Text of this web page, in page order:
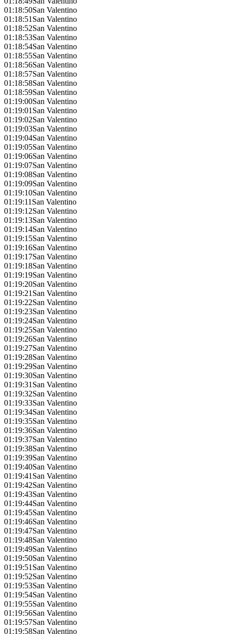
01:18:50San Valentino
01:18:51San Valentino
01:18:52San Valentino
01:18:53San Valentino
01:18:54San Valentino
01:18:55San Valentino
01:18:56San Valentino
01:18:57San Valentino
01:18:58San Valentino
01:18:59San Valentino
01:19:00San Valentino
01:19:01San Valentino
01:19:02San Valentino
01:19:03San Valentino
01:19:04San Valentino
01:19:05San Valentino
01:19:06San Valentino
01:19:07San Valentino
01:19:08San Valentino
01:19:09San Valentino
01:19:10San Valentino
01:19:11San Valentino
01:19:12San Valentino
01:19:13San Valentino
01:19:14San Valentino
01:19:15San Valentino
01:19:16San Valentino
01:19:17San Valentino
01:19:18San Valentino
01:19:19San Valentino
01:19:20San Valentino
01:19:21San Valentino
01:19:22San Valentino
01:19:23San Valentino
01:19:24San Valentino
01:19:25San Valentino
01:19:26San Valentino
01:19:27San Valentino
01:19:28San Valentino
01:19:29San Valentino
01:19:30San Valentino
01:19:31San Valentino
01:19:32San Valentino
01:19:33San Valentino
01:19:34San Valentino
01:19:35San Valentino
01:19:36San Valentino
01:19:37San Valentino
01:19:38San Valentino
01:19:39San Valentino
01:19:40San Valentino
01:19:41San Valentino
01:19:42San Valentino
01:19:43San Valentino
01:19:44San Valentino
01:19:45San Valentino
01:19:46San Valentino
01:19:47San Valentino
01:19:48San Valentino
01:19:49San Valentino
01:19:50San Valentino
01:19:51San Valentino
01:19:52San Valentino
01:19:53San Valentino
01:19:54San Valentino
01:19:55San Valentino
01:19:56San Valentino
01:19:57San Valentino
01:19:58San Valentino